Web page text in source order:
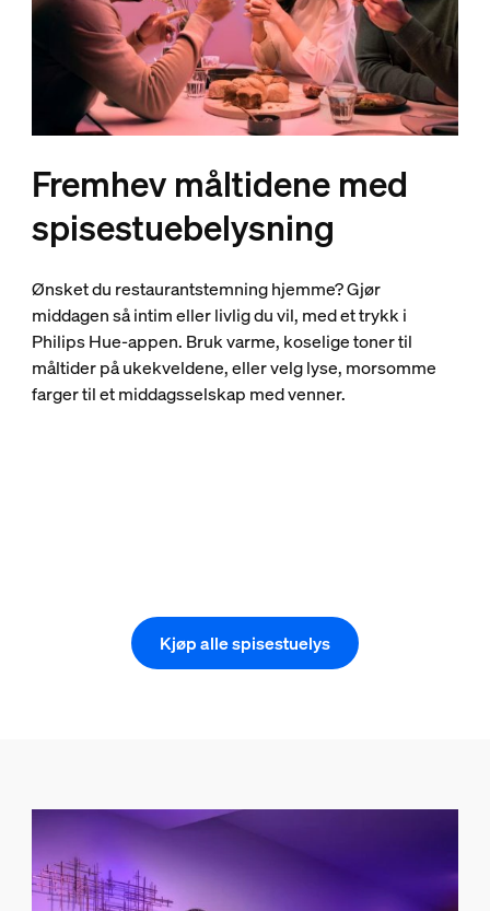
Fremhev måltidene med
spisestuebelysning
Ønsket du restaurantstemning hjemme? Gjør
middagen så intim eller livlig du vil, med et trykk i
Philips Hue-appen. Bruk varme, koselige toner til
måltider på ukekveldene, eller velg lyse, morsomme
farger til et middagsselskap med venner.
Kjøp alle spisestuelys